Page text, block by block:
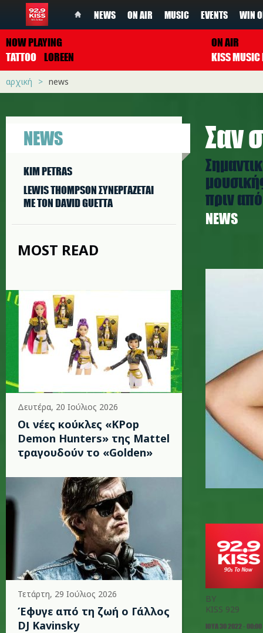
NEWS ON AIR MUSIC EVENTS WIN
NOW PLAYING
TATTOO LOREEN
ON AIR
αρχική news
NEWS
KIM PETRAS
LEWIS THOMPSON ΣΥΝΕΡΓAΖΕΤΑΙ
ΜΕ ΤΟΝ DAVID GUETTA
MOST READ
Δευτέρα, 20 Ιούλιος 2026
Οι νέες κούκλες «KPop
Demon Hunters» της Mattel
τραγουδούν το «Golden»
Τετάρτη, 29 Ιούλιος 2026
Έφυγε από τη ζωή ο Γάλλος
DJ Kavinsky
Σαν
πριν
NEWS
BY
KISS 929
ΙΟΥΛ 30 2022 - 00:00